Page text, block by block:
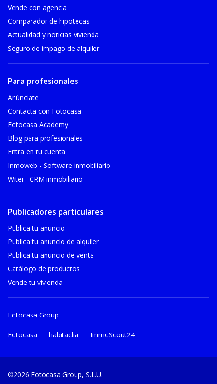
Vende con agencia
Comparador de hipotecas
Actualidad y noticias vivienda
Seguro de impago de alquiler
Para profesionales
Anúnciate
Contacta con Fotocasa
Fotocasa Academy
Blog para profesionales
Entra en tu cuenta
Inmoweb - Software inmobiliario
Witei - CRM inmobiliario
Publicadores particulares
Publica tu anuncio
Publica tu anuncio de alquiler
Publica tu anuncio de venta
Catálogo de productos
Vende tu vivienda
Fotocasa Group
Fotocasa habitaclia ImmoScout24
©2026 Fotocasa Group, S.L.U.